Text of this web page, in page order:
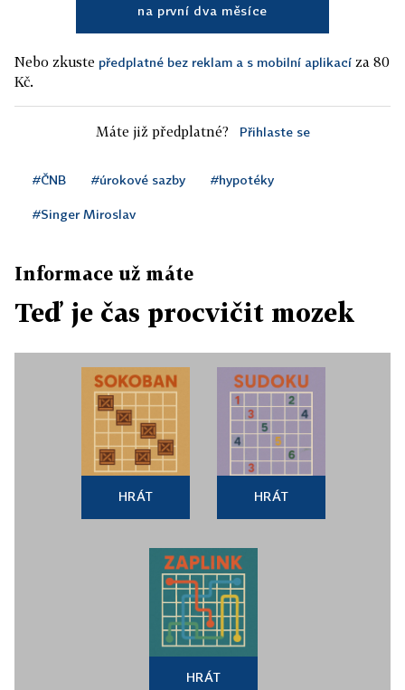
na první dva měsíce
Nebo zkuste předplatné bez reklam a s mobilní aplikací za 80
Kč.
Máte již předplatné? Přihlaste se
#ČNB #úrokové sazby #hypotéky
#Singer Miroslav
Informace už máte
Teď je čas procvičit mozek
HRÁT HRÁT
HRÁT